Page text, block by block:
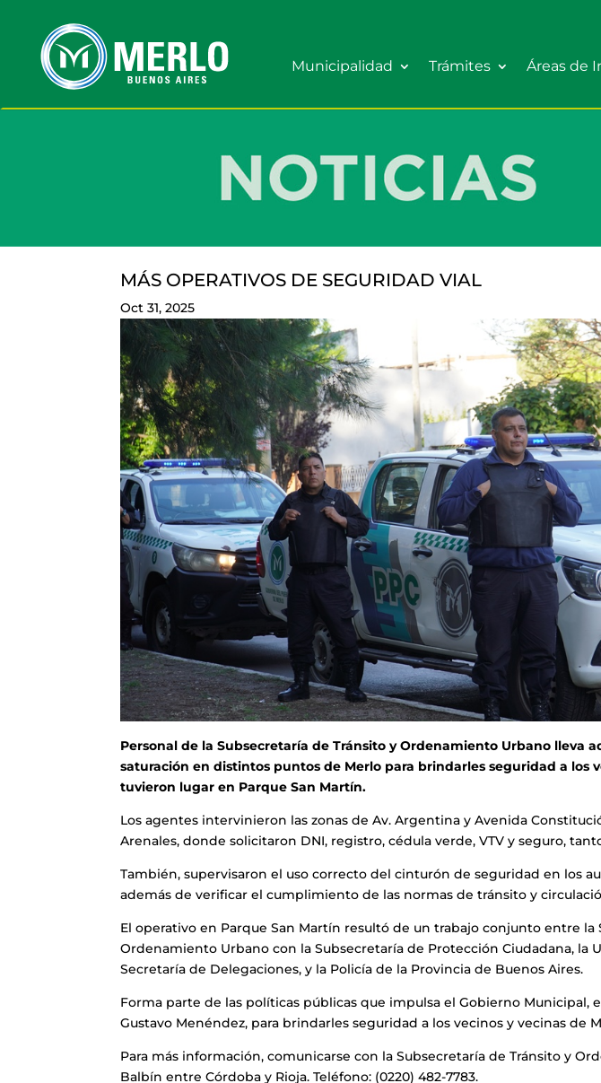
Municipalidad Trámites Áreas de
MÁS OPERATIVOS DE SEGURIDAD VIAL
Oct 31, 2025
Personal de la Subsecretaría de Tránsito y Ordenamiento Urbano lleva
saturación en distintos puntos de Merlo para brindarles seguridad a los
tuvieron lugar en Parque San Martín.
Los agentes intervinieron las zonas de Av. Argentina y Avenida
Arenales, donde solicitaron DNI, registro, cédula verde, VTV y seguro,
También, supervisaron el uso correcto del cinturón de seguridad en los
además de verificar el cumplimiento de las normas de tránsito y
El operativo en Parque San Martín resultó de un trabajo conjunto entre la
Ordenamiento Urbano con la Subsecretaría de Protección Ciudadana, la
Secretaría de Delegaciones, y la Policía de la Provincia de Buenos Aires.
Forma parte de las políticas públicas que impulsa el Gobierno Municipal,
Gustavo Menéndez, para brindarles seguridad a los vecinos y vecinas de
Para más información, comunicarse con la Subsecretaría de Tránsito y
Balbín entre Córdoba y Rioja. Teléfono: (0220) 482-7783.